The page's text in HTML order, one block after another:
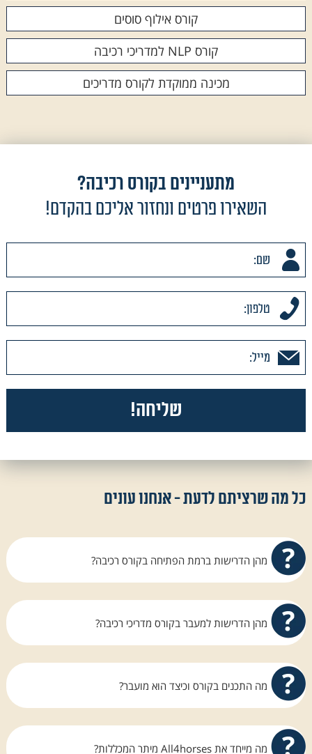
קורס אילוף סוסים
קורס NLP למדריכי רכיבה
מכינה ממוקדת לקורס מדריכים
מתעניינים בקורס רכיבה?
השאירו פרטים ונחזור אליכם בהקדם!
כל מה שרציתם לדעת - אנחנו עונים
מהן הדרישות ברמת הפתיחה בקורס רכיבה?
במשרה מלאה על מנת לתת מענה לרוכבים, טרם
הכניסה לקורס וגם לאחר תחילת הקורס ועד לסיומו
ובתנאי שנוכל להגיע לקו הסיום ברמה נאותה
מהן הדרישות למעבר בקורס מדריכי רכיבה?
למתחילים ולרוכבים מתקדמים ובמבחן רכיבה אחד.
בנוסף על הרוכב לעמוד במבחן ממשק, לונג'
ווטרינריה. הקורס אינו קל אך הצוות מחוייב להביא
מה התכנים בקורס וכיצד הוא מועבר?
טובים. בעלי מסוגלות לישיבה נאה ואפקטיבית על גב
של סוס, ומציאת מענה ופתרון לבעיות נפוצות. הקורס
מה מייחד את All4horses מיתר המכללות?